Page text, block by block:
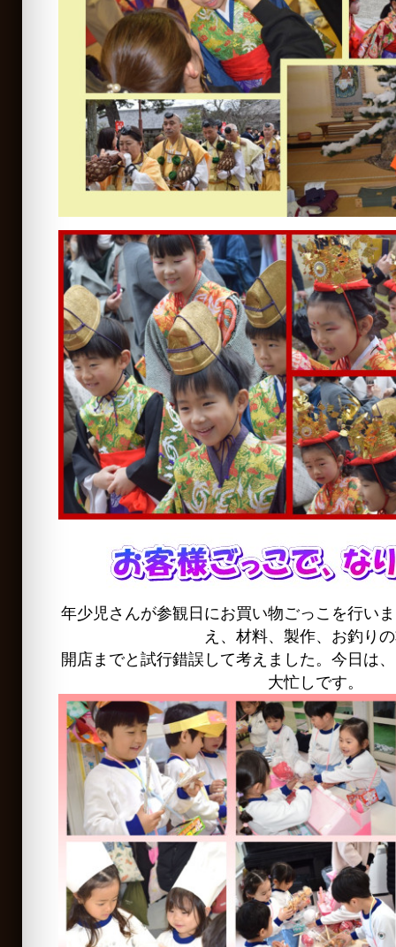
年少児さんが参観日にお買い物ごっこを行い
え、材料、製作、お釣り
開店までと試行錯誤して考えました。今日は
大忙しです。